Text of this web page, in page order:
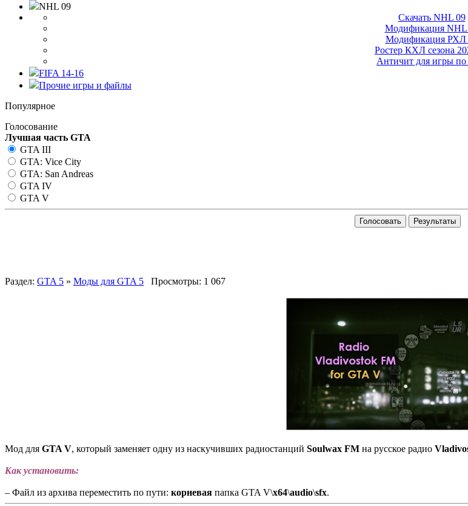
NHL 09
Скачать NHL 09
Модификация NHL
Модификация РХЛ
Ростер КХЛ сезона
Античит для игры по
FIFA 14-16
Прочие игры и файлы
Популярное
Голосование
Лучшая часть GTA
GTA III
GTA: Vice City
GTA: San Andreas
GTA IV
GTA V
Голосовать Результаты
Раздел: GTA 5 » Моды для GTA 5 Просмотры: 1 067
Мод для GTA V, который заменяет одну из наскучивших радиостанций Soulwax FM на русское радио
Как установить:
– Файл из архива переместить по пути: корневая папка GTA V\x64\audio\sfx.